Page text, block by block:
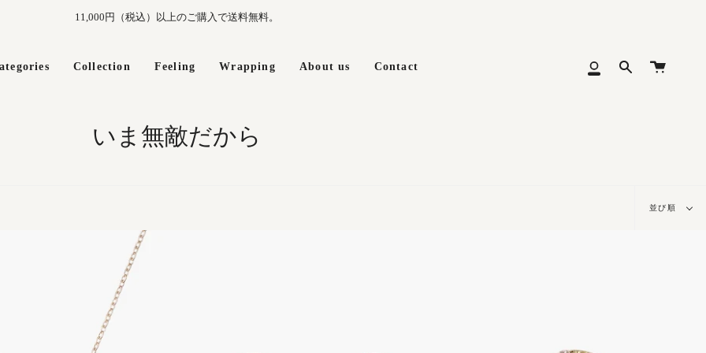
11,000円（税込）以上のご購入で送料無料。
Collection Feeling Wrapping About us Contact
マ
Search
カ
いま無敵だから
並
並び順